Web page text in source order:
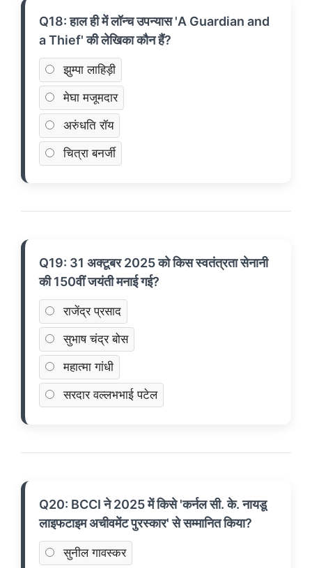
Q18: हाल ही में लॉन्च उपन्यास 'A Guardian and
a Thief' की लेखिका कौन हैं?
झुम्पा लाहिड़ी
मेघा मजूमदार
अरुंधति रॉय
चित्रा बनर्जी
Q19: 31 अक्टूबर 2025 को किस स्वतंत्रता सेनानी
की 150वीं जयंती मनाई गई?
राजेंद्र प्रसाद
सुभाष चंद्र बोस
महात्मा गांधी
सरदार वल्लभभाई पटेल
Q20: BCCI ने 2025 में किसे 'कर्नल सी. के. नायडू
लाइफटाइम अचीवमेंट पुरस्कार' से सम्मानित किया?
सुनील गावस्कर